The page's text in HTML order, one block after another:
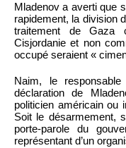
Mladenov a averti que
rapidement, la division
traitement de Gaza
Cisjordanie et non
occupé seraient «
Naim, le
déclaration de
politicien américain ou
Soit le désarmement,
porte-parole du
représentant d’un